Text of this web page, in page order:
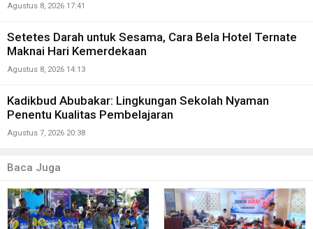
Agustus 8, 2026 17:41
Setetes Darah untuk Sesama, Cara Bela Hotel Ternate
Maknai Hari Kemerdekaan
Agustus 8, 2026 14:13
Kadikbud Abubakar: Lingkungan Sekolah Nyaman
Penentu Kualitas Pembelajaran
Agustus 7, 2026 20:38
Baca Juga